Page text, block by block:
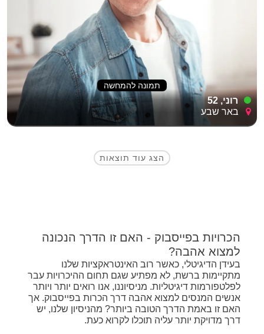
תמונה להמחשה
רוני, 52
באר שבע
הצג עוד תוצאות
הכרויות בפייסבוק - האם זו הדרך הנכונה
למצוא אהבה?
בעידן הדיגיטלי, כאשר רוב האינטראקציות שלנו
מתקיימות ברשת, לא מפתיע שגם תחום ההיכרויות עבר
לפלטפורמות דיגיטליות. מניסיוננו, אנו רואים יותר ויותר
אנשים המנסים למצוא אהבה דרך הכרות בפייסבוק. אך
האם זו באמת הדרך הטובה ביותר? מהניסיון שלנו, יש
דרך מדויקת יותר עליה תוכלו לקרוא כעת.